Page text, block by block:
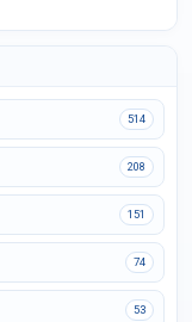
514
208
151
74
53